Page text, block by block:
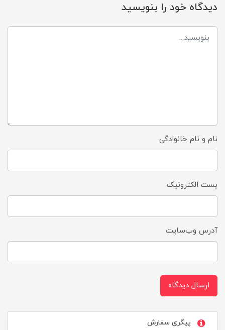
دیدگاه خود را بنویسید
نام و نام خانوادگی
پست الکترونیک
آدرس وب‌سایت
ارسال دیدگاه
پیگری سفارش